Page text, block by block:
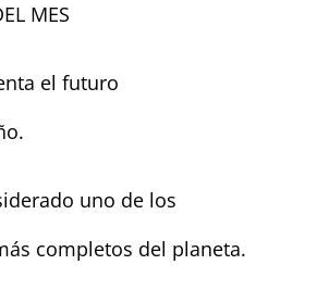
MES
el futuro
uno de los
completos del planeta.